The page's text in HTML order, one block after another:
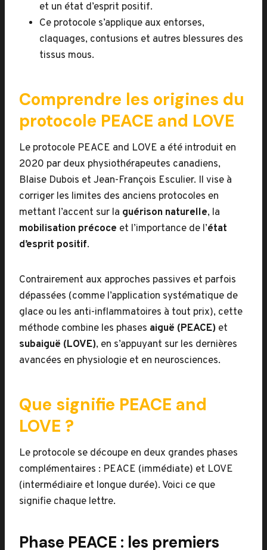
et un état d’esprit positif.
Ce protocole s’applique aux entorses,
claquages, contusions et autres blessures des
tissus mous.
Comprendre les origines du
protocole PEACE and LOVE
Le protocole PEACE and LOVE a été introduit en
2020 par deux physiothérapeutes canadiens,
Blaise Dubois et Jean-François Esculier. Il vise à
corriger les limites des anciens protocoles en
mettant l’accent sur la guérison naturelle, la
mobilisation précoce et l’importance de l’état
d’esprit positif.
Contrairement aux approches passives et parfois
dépassées (comme l’application systématique de
glace ou les anti-inflammatoires à tout prix), cette
méthode combine les phases aiguë (PEACE) et
subaiguë (LOVE), en s’appuyant sur les dernières
avancées en physiologie et en neurosciences.
Que signifie PEACE and
LOVE ?
Le protocole se découpe en deux grandes phases
complémentaires : PEACE (immédiate) et LOVE
(intermédiaire et longue durée). Voici ce que
signifie chaque lettre.
Phase PEACE : les premiers